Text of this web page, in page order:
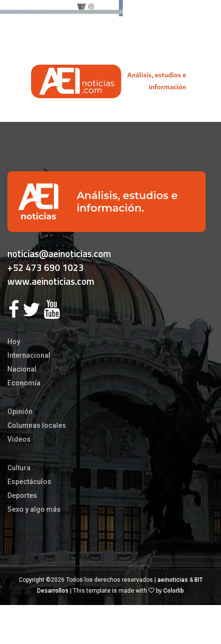
noticias@aeinoticias.com
+52 473 690 1023
www.aeinoticias.com
Hoy
Internacional
Nacional
Economía
Opinión
Columnas locales
Videos
Cultura
Espectáculos
Deportes
Sexo y algo más
Copyright ©2026 Todos los derechos reservados | aeinoticias & BIT
Desarrollos | This template is made with by Colorlib